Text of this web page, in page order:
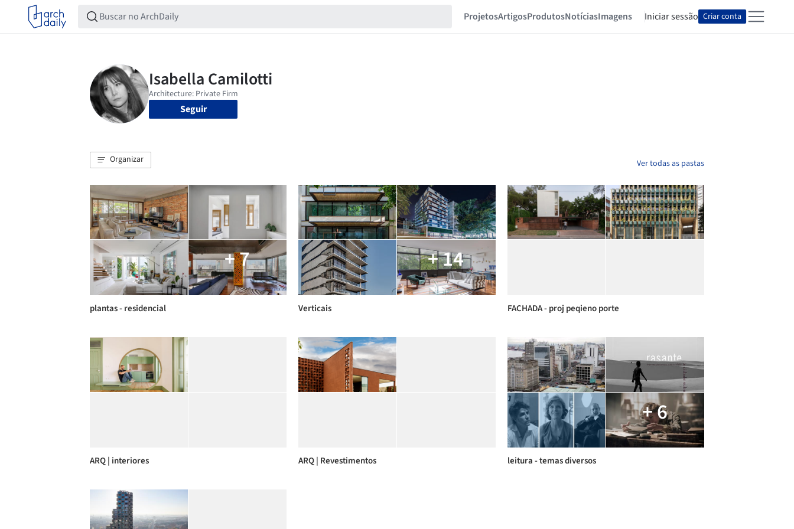
ProjetosArtigosProdutosNotíciasImagens Iniciar sessão Criar conta
Seguir
Organizar Ver todas as pastas
+ 7
plantas - residencial
+ 14
Verticais FACHADA - proj peqieno porte
ARQ | interiores ARQ | Revestimentos
+ 6
leitura - temas diversos